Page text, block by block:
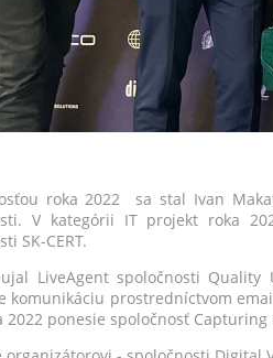
roka 2022 sa stal Ivan
V kategórii IT projekt roka
SK-CERT.
LiveAgent spoločnosti
komunikáciu prostredníctvom
2022 ponesie spoločnosť Capturing